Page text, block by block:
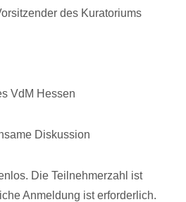
des Kuratoriums
VdM Hessen
Diskussion
Die Teilnehmerzahl ist
Anmeldung ist erforderlich.